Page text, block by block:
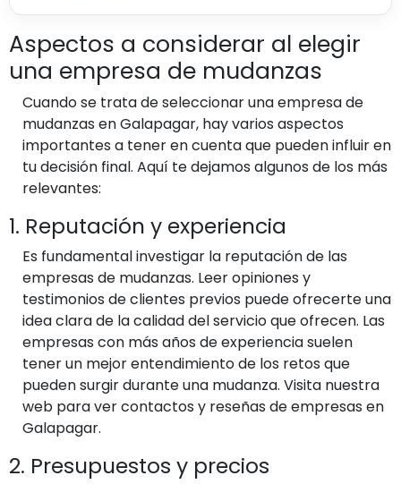
Aspectos a considerar al elegir
una empresa de mudanzas
Cuando se trata de seleccionar una empresa de
mudanzas en Galapagar, hay varios aspectos
importantes a tener en cuenta que pueden influir en
tu decisión final. Aquí te dejamos algunos de los más
relevantes:
1. Reputación y experiencia
Es fundamental investigar la reputación de las
empresas de mudanzas. Leer opiniones y
testimonios de clientes previos puede ofrecerte una
idea clara de la calidad del servicio que ofrecen. Las
empresas con más años de experiencia suelen
tener un mejor entendimiento de los retos que
pueden surgir durante una mudanza. Visita nuestra
web para ver contactos y reseñas de empresas en
Galapagar.
2. Presupuestos y precios